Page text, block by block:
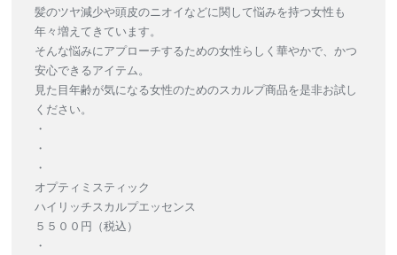
髪のツヤ減少や頭皮のニオイなどに関して悩みを持つ女性も
年々増えてきています。
そんな悩みにアプローチするための女性らしく華やかで、かつ
安心できるアイテム。
見た目年齢が気になる女性のためのスカルプ商品を是非お試し
ください。
・
・
・
オプティミスティック
ハイリッチスカルプエッセンス
５５００円（税込）
・